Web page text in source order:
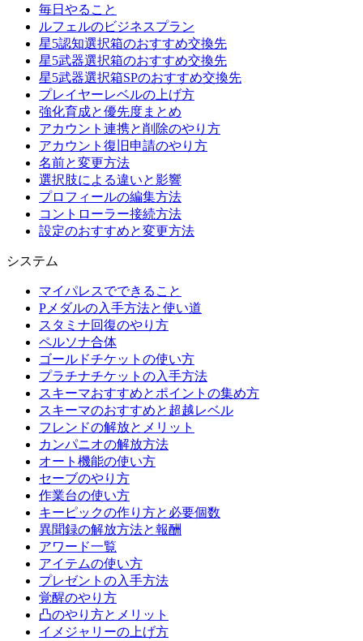
毎日やること
ルフェルのビジネスプラン
星5認知選択箱のおすすめ交換先
星5武器選択箱のおすすめ交換先
星5武器選択箱SPのおすすめ交換先
プレイヤーレベルの上げ方
強化育成と優先度まとめ
アカウント連携と削除のやり方
アカウント復旧申請のやり方
名前と変更方法
選択肢による違いと影響
プロフィールの編集方法
コントローラー接続方法
設定のおすすめと変更方法
システム
マイパレスでできること
Pメダルの入手方法と使い道
スタミナ回復のやり方
ペルソナ合体
ゴールドチケットの使い方
プラチナチケットの入手方法
スキーマおすすめとポイントの集め方
スキーマのおすすめと超越レベル
フレンドの解放とメリット
カンパニオの解放方法
オート機能の使い方
セーブのやり方
作業台の使い方
キーピックの作り方と必要個数
異聞録の解放方法と報酬
アワード一覧
アイテムの使い方
プレゼントの入手方法
覚醒のやり方
凸のやり方とメリット
イメジャリーの上げ方